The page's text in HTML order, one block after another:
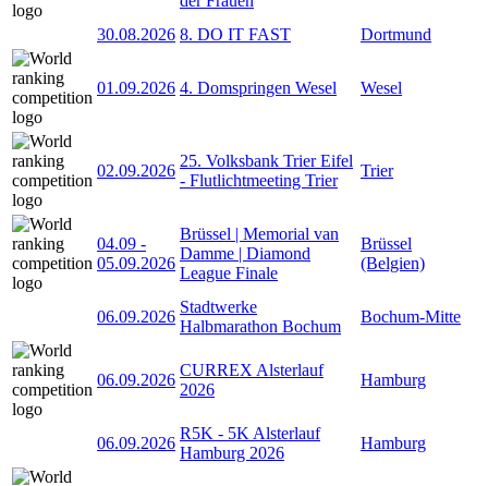
30.08.2026 8. DO IT FAST Dortmund
01.09.2026 4. Domspringen Wesel Wesel
02.09.2026
25. Volksbank Trier Eifel
- Flutlichtmeeting Trier
Trier
04.09 -
05.09.2026
Brüssel | Memorial van
Damme | Diamond
League Finale
Brüssel
(Belgien)
06.09.2026
Stadtwerke
Halbmarathon Bochum
Bochum-Mitte
06.09.2026
CURREX Alsterlauf
2026
Hamburg
06.09.2026
R5K - 5K Alsterlauf
Hamburg 2026
Hamburg